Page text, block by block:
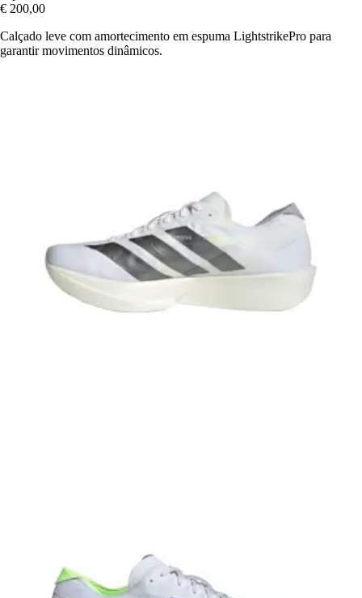
€ 200,00
Calçado leve com amortecimento em espuma LightstrikePro para
garantir movimentos dinâmicos.